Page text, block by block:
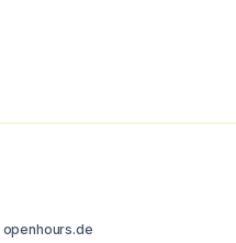
openhours.de